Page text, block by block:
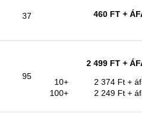
37 460 FT +
95
2 499 FT +
10+
2 374 Ft +
100+
2 249 Ft +